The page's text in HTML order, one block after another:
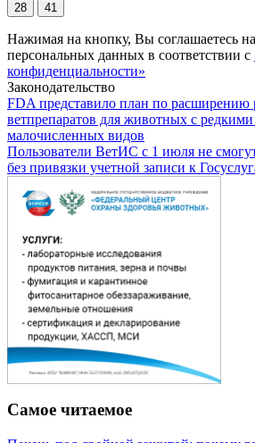
28 41
Нажимая на кнопку, Вы соглашаетесь
персональных данных в соответствии с
конфиденциальности»
Законодательство
FDA представило план по расширению
ветпрепаратов для животных с
малочисленных видов
Пользователи ВетИС с 1 июля не
без привязки учетной записи к
Самое читаемое